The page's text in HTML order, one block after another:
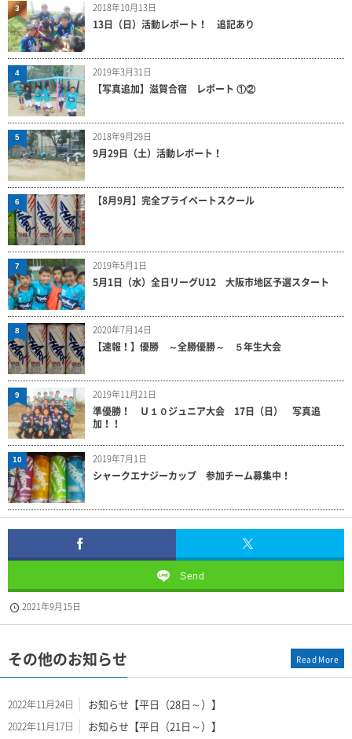
2018年10月13日
13日（日）活動レポート！ 追記あり
3
2019年3月31日
【写真追加】滋賀合宿 レポート ①②
4
2018年9月29日
9月29日（土）活動レポート！
5
【8月9月】完全プライベートスクール
6
2019年5月1日
5月1日（水）全日リーグU12 大阪市地区予選スタート
7
2020年7月14日
【速報！】優勝 ～全勝優勝～ ５年生大会
8
2019年11月21日
準優勝！ Ｕ１０ジュニア大会 17日（日） 写真追
加！！
9
2019年7月1日
シャークエナジーカップ 参加チーム募集中！
10
Send
2021年9月15日
その他のお知らせ
2022年11月24日 お知らせ【平日（28日～）】
2022年11月17日 お知らせ【平日（21日～）】
Read More